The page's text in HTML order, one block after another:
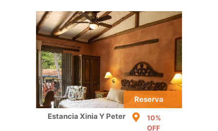
Reserva
Estancia Xinia Y Peter
10%
OFF